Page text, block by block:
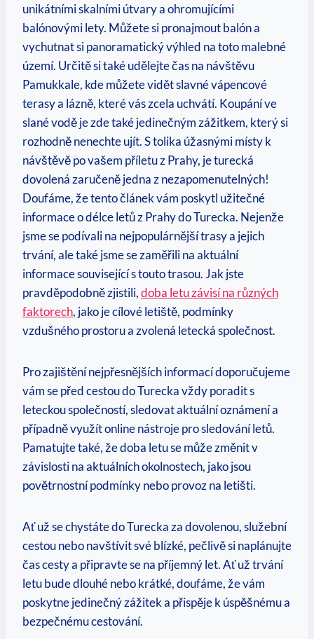
unikátními skalními útvary a ohromujícími
balónovými lety. Můžete si pronajmout balón a
vychutnat si panoramatický výhled na toto malebné
území. Určitě si také udělejte čas na návštěvu
Pamukkale, kde můžete vidět slavné vápencové
terasy a lázně, které vás zcela uchvátí. Koupání ve
slané vodě je zde také jedinečným zážitkem, který si
rozhodně nenechte ujít. S tolika úžasnými místy k
návštěvě po vašem příletu z Prahy, je turecká
dovolená zaručeně jedna z nezapomenutelných!
Doufáme, že tento článek vám poskytl užitečné
informace o délce letů z Prahy do Turecka. Nejenže
jsme se podívali na nejpopulárnější trasy a jejich
trvání, ale také jsme se zaměřili na aktuální
informace související s touto trasou. Jak jste
pravděpodobně zjistili,doba letu závisí na různých
faktorech, jako je cílové letiště, podmínky
vzdušného prostoru a zvolená letecká společnost.
Pro zajištění nejpřesnějších informací doporučujeme
vám se před cestou do Turecka vždy poradit s
leteckou společností, sledovat aktuální oznámení a
případně využít online nástroje pro sledování letů.
Pamatujte také, že doba letu se může změnit v
závislosti na aktuálních okolnostech, jako jsou
povětrnostní podmínky nebo provoz na letišti.
Ať už se chystáte do Turecka za dovolenou, služební
cestou nebo navštívit své blízké, pečlivě si naplánujte
čas cesty a připravte se na příjemný let. Ať už trvání
letu bude dlouhé nebo krátké, doufáme, že vám
poskytne jedinečný zážitek a přispěje k úspěšnému a
bezpečnému cestování.